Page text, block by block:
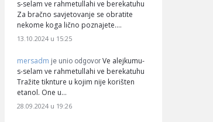
s-selam ve rahmetullahi ve berekatuhu
Za bračno savjetovanje se obratite
nekome koga lično poznajete.…
13.10.2024 u 15:25
mersadm je unio odgovor Ve alejkumu-
s-selam ve rahmetullahi ve berekatuhu
Tražite tiknture u kojim nije korišten
etanol. One u…
28.09.2024 u 19:26